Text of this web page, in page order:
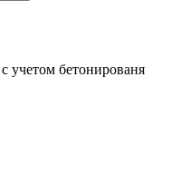
учетом бетонированя